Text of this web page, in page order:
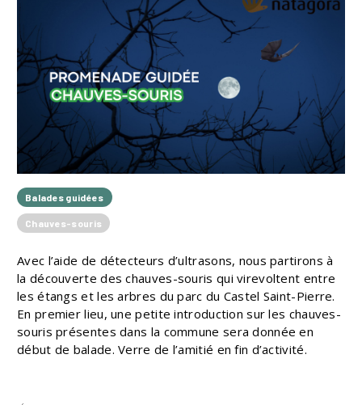
Balades guidées
Chauves-souris
Avec l’aide de détecteurs d’ultrasons, nous partirons à
la découverte des chauves-souris qui virevoltent entre
les étangs et les arbres du parc du Castel Saint-Pierre.
En premier lieu, une petite introduction sur les chauves-
souris présentes dans la commune sera donnée en
début de balade. Verre de l’amitié en fin d’activité.